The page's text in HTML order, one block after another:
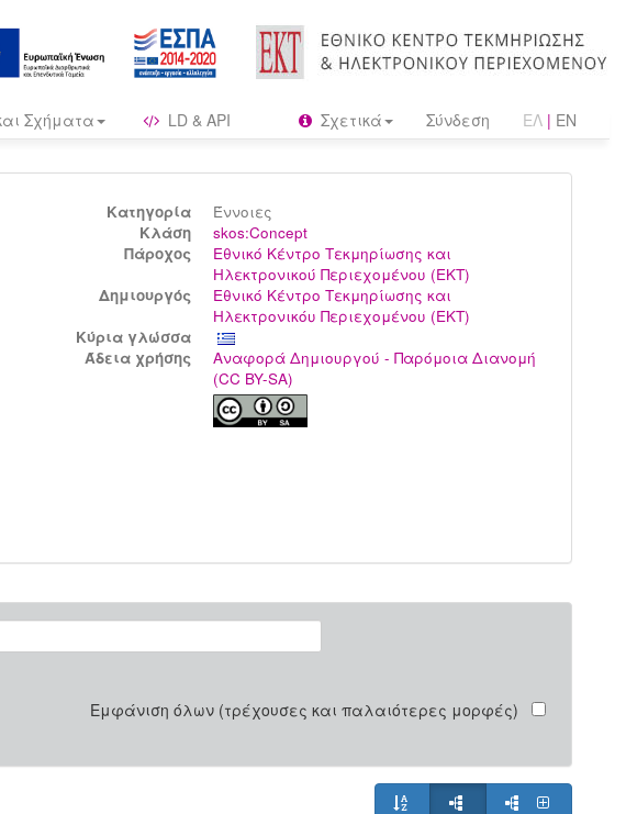
Σχήματα LD & API Σχετικά Σύνδεση ΕΛ | EN
Κατηγορία
Έννοιες
Kλάση
skos:Concept
Πάροχος
Εθνικό Κέντρο Τεκμηρίωσης και
Ηλεκτρονικού Περιεχομένου (ΕΚΤ)
Δημιουργός
Εθνικό Κέντρο Τεκμηρίωσης και
Ηλεκτρονικόυ Περιεχομένου (ΕΚΤ)
Κύρια γλώσσα
Άδεια χρήσης
Αναφορά Δημιουργού - Παρόμοια Διανομή
(CC BY-SA)
Εμφάνιση όλων (τρέχουσες και παλαιότερες μορφές)